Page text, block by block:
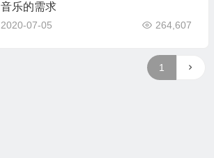
音乐的需求
2020-07-05 264,607